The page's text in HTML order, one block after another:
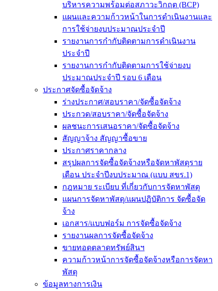
บริหารความพร้อมต่อสภาวะวิกฤต (BCP)
แผนและความก้าวหน้าในการดำเนินงานและ
การใช้จ่ายงบประมาณประจำปี
รายงานการกำกับติดตามการดำเนินงาน
ประจำปี
รายงานการกำกับติดตามการใช้จ่ายงบ
ประมาณประจำปี รอบ 6 เดือน
ประกาศจัดซื้อจัดจ้าง
ร่างประกาศ/สอบราคา/จัดซื้อจัดจ้าง
ประกวด/สอบราคา/จัดซื้อจัดจ้าง
ผลชนะการเสนอราคา/จัดซื้อจัดจ้าง
สัญญาจ้าง สัญญาซื้อขาย
ประกาศราคากลาง
สรุปผลการจัดซื้อจัดจ้างหรือจัดหาพัสดุราย
เดือน ประจำปีงบประมาณ (แบบ สขร.1)
กฎหมาย ระเบียบ ที่เกี่ยวกับการจัดหาพัสดุ
แผนการจัดหาพัสดุ/แผนปฏิบัติการ จัดซื้อจัด
จ้าง
เอกสาร/แบบฟอร์ม การจัดซื้อจัดจ้าง
รายงานผลการจัดซื้อจัดจ้าง
ขายทอดตลาดทรัพย์สินฯ
ความก้าวหน้าการจัดซื้อจัดจ้างหรือการจัดหา
พัสดุ
ข้อมูลทางการเงิน